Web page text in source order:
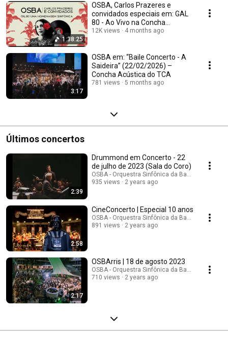
1:38:25
OSBA, Carlos Prazeres e
convidados especiais em: GAL
80 - Ao Vivo na Concha
Acústica do TCA
12K views 4 months ago
3:17
OSBA em: “Baile Concerto - A
Saideira” (22/02/2026) –
Concha Acústica do TCA
781 views 5 months ago
Últimos concertos
2:39
Drummond em Concerto - 22
de julho de 2023 (Sala do Coro)
OSBA - Orquestra Sinfônica da Bahia
935 views
2 years ago
2:58
CineConcerto | Especial 10 anos
OSBA - Orquestra Sinfônica da Bahia
891 views
2 years ago
2:17
OSBArris | 18 de agosto 2023
OSBA - Orquestra Sinfônica da Bahia
710 views
2 years ago